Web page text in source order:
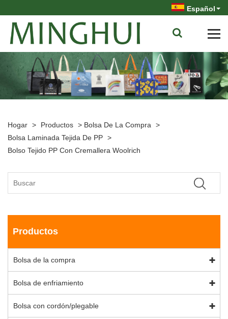
Español
Hogar > Productos > Bolsa De La Compra >
Bolsa Laminada Tejida De PP >
Bolso Tejido PP Con Cremallera Woolrich
Productos
Bolsa de la compra
Bolsa de enfriamiento
Bolsa con cordón/plegable